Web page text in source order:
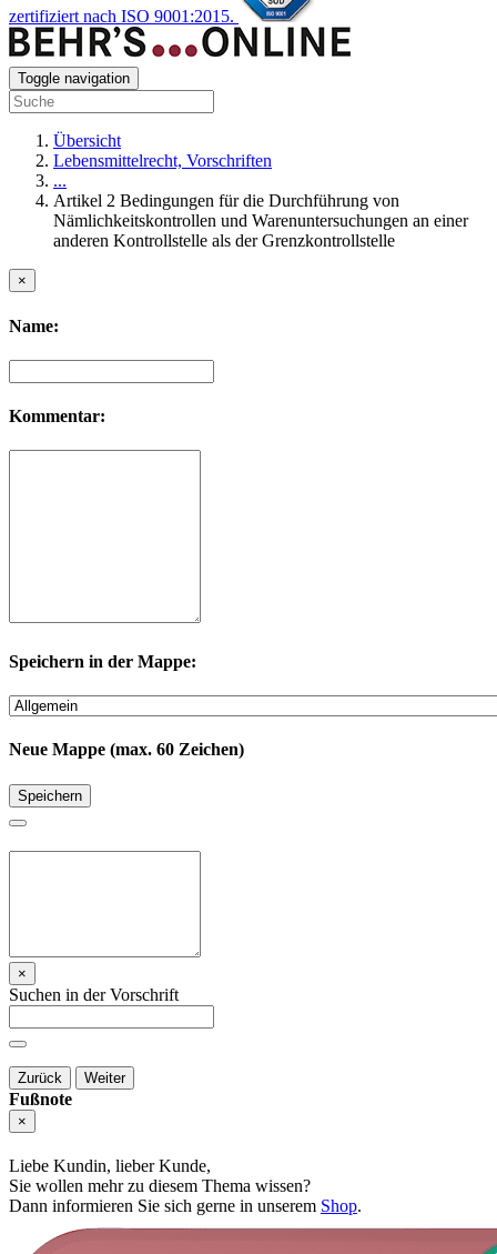
zertifiziert nach ISO 9001:2015.
Toggle navigation
Übersicht
Lebensmittelrecht, Vorschriften
...
Artikel 2 Bedingungen für die Durchführung von
Nämlichkeitskontrollen und Warenuntersuchungen an einer
anderen Kontrollstelle als der Grenzkontrollstelle
×
Name:
Kommentar:
Speichern in der Mappe:
Neue Mappe (max. 60 Zeichen)
Speichern
×
Suchen in der Vorschrift
Zurück Weiter
Fußnote
×
Liebe Kundin, lieber Kunde,
Sie wollen mehr zu diesem Thema wissen?
Dann informieren Sie sich gerne in unserem Shop.